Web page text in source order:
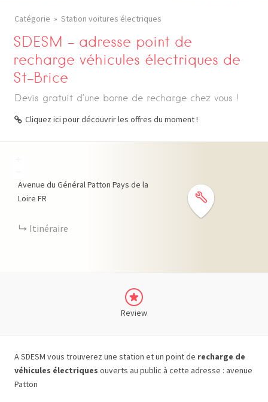
Catégorie Station voitures électriques
SDESM – adresse point de
recharge véhicules électriques de
St-Brice
Devis gratuit d’une borne de recharge chez vous !
Cliquez ici pour découvrir les offres du moment !
Avenue du Général Patton Pays de la
Loire FR
Itinéraire
Review
A SDESM vous trouverez une station et un point de recharge de
véhicules électriques ouverts au public à cette adresse : avenue
Patton